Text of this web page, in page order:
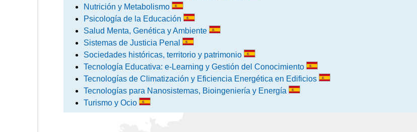
Nutrición y Metabolismo
Psicología de la Educación
Salud Menta, Genética y Ambiente
Sistemas de Justicia Penal
Sociedades históricas, territorio y patrimonio
Tecnología Educativa: e-Learning y Gestión del Conocimiento
Tecnologías de Climatización y Eficiencia Energética en Edificios
Tecnologías para Nanosistemas, Bioingeniería y Energía
Turismo y Ocio